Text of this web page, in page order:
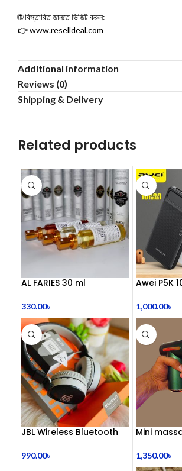
🌐 বিস্তারিত জানতে ভিজিট করুন:
👉 www.reselldeal.com
Additional information
Reviews (0)
Shipping & Delivery
Related products
AL FARIES 30 ml
330.00৳
Awei P5K
Dual USB
1,000.00৳
JBL Wireless Bluetooth
990.00৳
Mini
1,350.00৳